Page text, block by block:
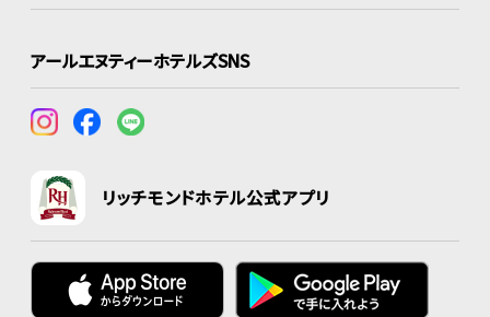
アールエヌティーホテルズSNS
リッチモンドホテル公式アプリ